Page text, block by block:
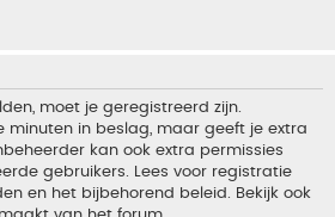
moet je geregistreerd zijn.
minuten in beslag, maar geeft je extra
kan ook extra permissies
gebruikers. Lees voor registratie
en het bijbehorend beleid. Bekijk ook